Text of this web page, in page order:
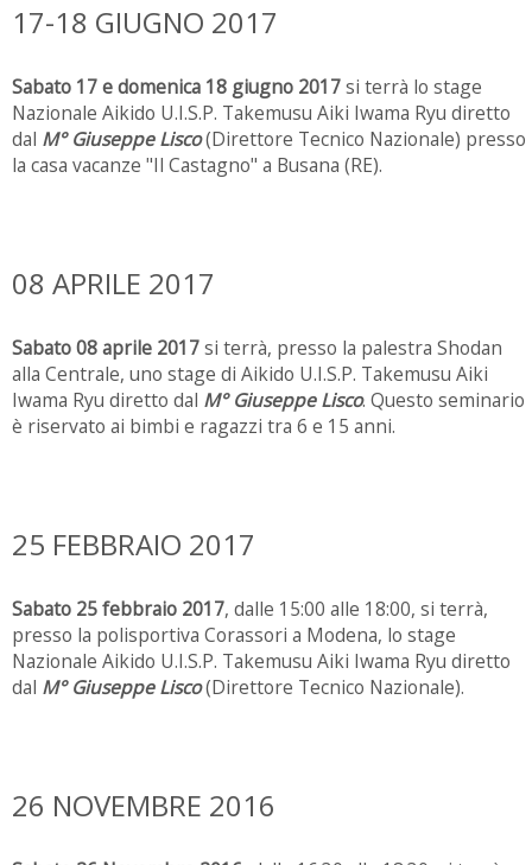
17-18 GIUGNO 2017
Sabato 17 e domenica 18 giugno 2017si terrà lo stage
Nazionale Aikido U.I.S.P. Takemusu Aiki Iwama Ryu diretto
dal M° Giuseppe Lisco(Direttore Tecnico Nazionale) presso
la casa vacanze "Il Castagno" a Busana (RE).
08 APRILE 2017
Sabato 08 aprile 2017si terrà, presso la palestra Shodan
alla Centrale, uno stage di Aikido U.I.S.P. Takemusu Aiki
Iwama Ryu diretto dal M° Giuseppe Lisco. Questo seminario
è riservato ai bimbi e ragazzi tra 6 e 15 anni.
25 FEBBRAIO 2017
Sabato 25 febbraio 2017, dalle 15:00 alle 18:00, si terrà,
presso la polisportiva Corassori a Modena, lo stage
Nazionale Aikido U.I.S.P. Takemusu Aiki Iwama Ryu diretto
dal M° Giuseppe Lisco(Direttore Tecnico Nazionale).
26 NOVEMBRE 2016